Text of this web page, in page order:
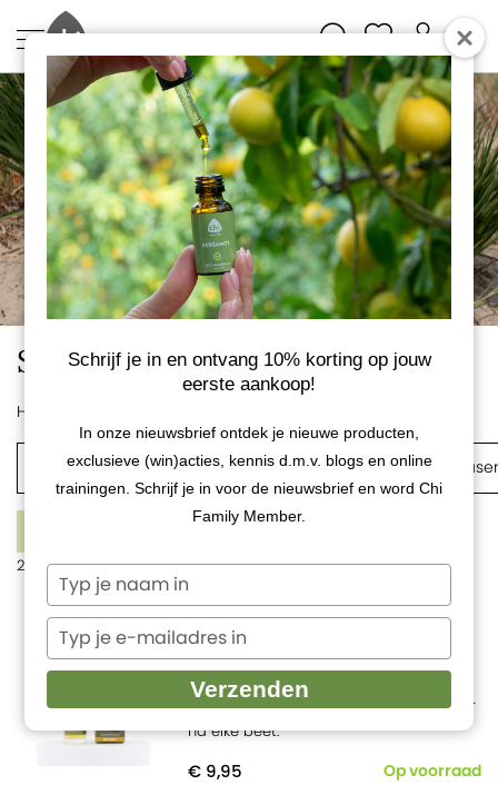
Seizoenstips - Buitenleven
Home
Etherische mix oliën Roomsprays Aroma
2 producten
Na De Beet roller
73 reviews
Actie: Niet goed? Geld terug!
Beet is een 100% natuurlijke formule voor
na elke beet.
€ 9,95 Op voorraad
Schrijf je in en ontvang 10% korting op jouw
eerste aankoop!
In onze nieuwsbrief ontdek je nieuwe producten,
exclusieve (win)acties, kennis d.m.v. blogs en online
trainingen. Schrijf je in voor de nieuwsbrief en word Chi
Family Member.
Typ
je
naam
Typ
je
e-
mailadres
Verzenden